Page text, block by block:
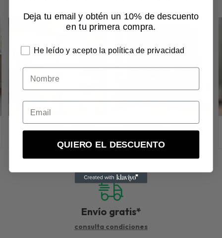
Vitrina Lía Alta – 200x96
cm en Cambrian y Blanco
462,00€
Vitrina Roma – 195x90 cm
en Cerezo
900,00€
Envío gratis*
consulta condiciones
Deja tu email y obtén un 10% de descuento
en tu primera compra.
He leído y acepto la política de privacidad
Nombre
QUIERO EL DESCUENTO